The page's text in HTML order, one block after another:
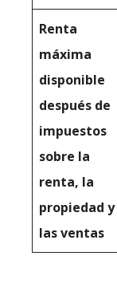
Renta
máxima
disponible
después de
impuestos
sobre la
renta, la
propiedad y
las ventas